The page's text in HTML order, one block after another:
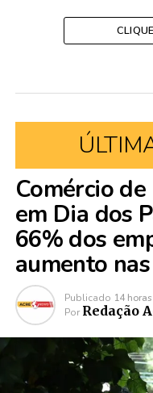
Comércio
em Dia dos
66% dos
aumento
Publicado 14
Por Redação